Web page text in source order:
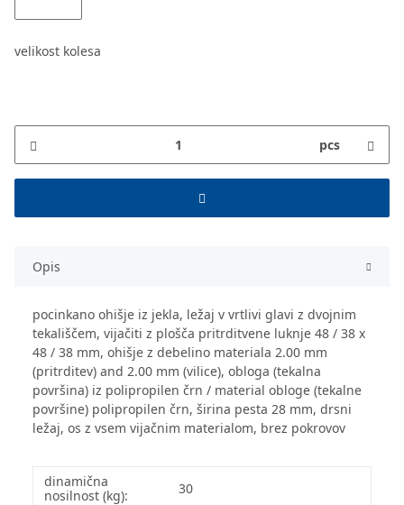
velikost kolesa
pcs
Opis
pocinkano ohišje iz jekla, ležaj v vrtlivi glavi z dvojnim
tekališčem, vijačiti z plošča pritrditvene luknje 48 / 38 x
48 / 38 mm, ohišje z debelino materiala 2.00 mm
(pritrditev) and 2.00 mm (vilice), obloga (tekalna
površina) iz polipropilen črn / material obloge (tekalne
površine) polipropilen črn, širina pesta 28 mm, drsni
ležaj, os z vsem vijačnim materialom, brez pokrovov
dinamična
nosilnost (kg):
30